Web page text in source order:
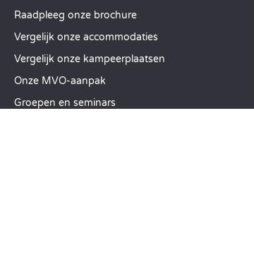
Raadpleeg onze brochure
Vergelijk onze accommodaties
Vergelijk onze kampeerplaatsen
Onze MVO-aanpak
Groepen en seminars